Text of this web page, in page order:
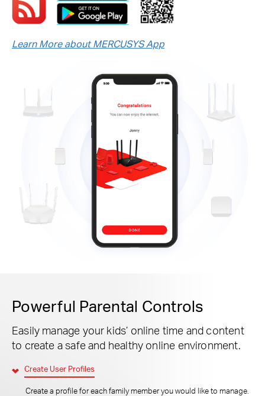
Learn More about MERCUSYS App
Powerful Parental Controls
Easily manage your kids’ online time and content
to create a safe and healthy online environment.
Create User Profiles
Create a profile for each family member you would like to manage.